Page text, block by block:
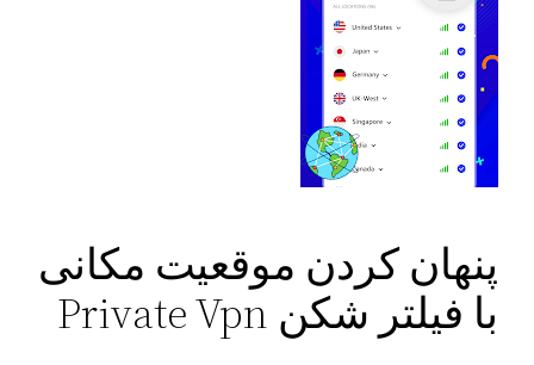
پنهان کردن موقعیت مکانی
با فیلتر شکن Private Vpn